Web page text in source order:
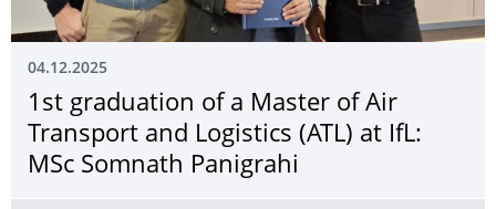
04.12.2025
1st graduation of a Master of Air
Transport and Logistics (ATL) at IfL:
MSc Somnath Panigrahi